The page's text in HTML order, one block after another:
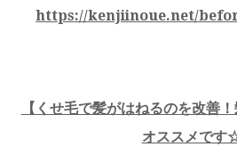
https://kenjiinoue.net/
【くせ毛で髪がはねるのを改善
オススメです☆